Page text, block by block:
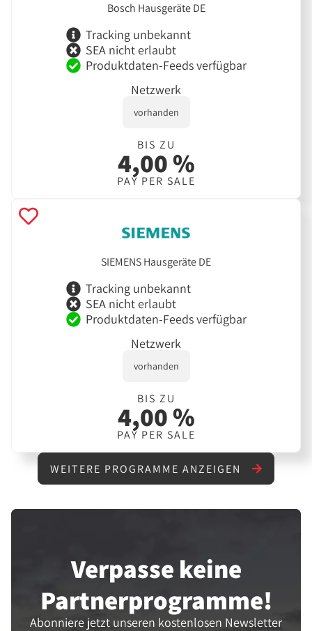
Bosch Hausgeräte DE
Tracking unbekannt
SEA nicht erlaubt
Produktdaten-Feeds verfügbar
Netzwerk
vorhanden
BIS ZU
4,00 %
PAY PER SALE
SIEMENS Hausgeräte DE
Tracking unbekannt
SEA nicht erlaubt
Produktdaten-Feeds verfügbar
Netzwerk
vorhanden
BIS ZU
4,00 %
PAY PER SALE
WEITERE PROGRAMME ANZEIGEN
Verpasse keine
Partner­programme!
Abonniere jetzt unseren kostenlosen Newsletter